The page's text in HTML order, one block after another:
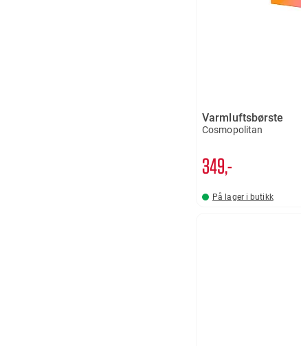
Varmluftsbørste
Cosmopolitan
349,-
På lager i butikk